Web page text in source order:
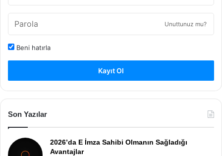
Unuttunuz mu?
Beni hatırla
Kayıt Ol
Son Yazılar
2026’da E İmza Sahibi Olmanın Sağladığı
Avantajlar